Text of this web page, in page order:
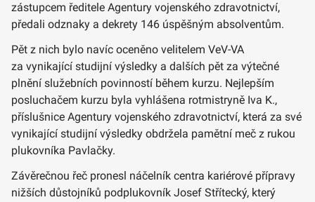
zástupcem ředitele Agentury vojenského zdravotnictví,
předali odznaky a dekrety 146 úspěšným absolventům.
Pět z nich bylo navíc oceněno velitelem VeV-VA
za vynikající studijní výsledky a dalších pět za výtečné
plnění služebních povinností během kurzu. Nejlepším
posluchačem kurzu byla vyhlášena rotmistryně Iva K.,
příslušnice Agentury vojenského zdravotnictví, která za své
vynikající studijní výsledky obdržela pamětní meč z rukou
plukovníka Pavlačky.
Závěrečnou řeč pronesl náčelník centra kariérové přípravy
nižších důstojníků podplukovník Josef Střítecký, který